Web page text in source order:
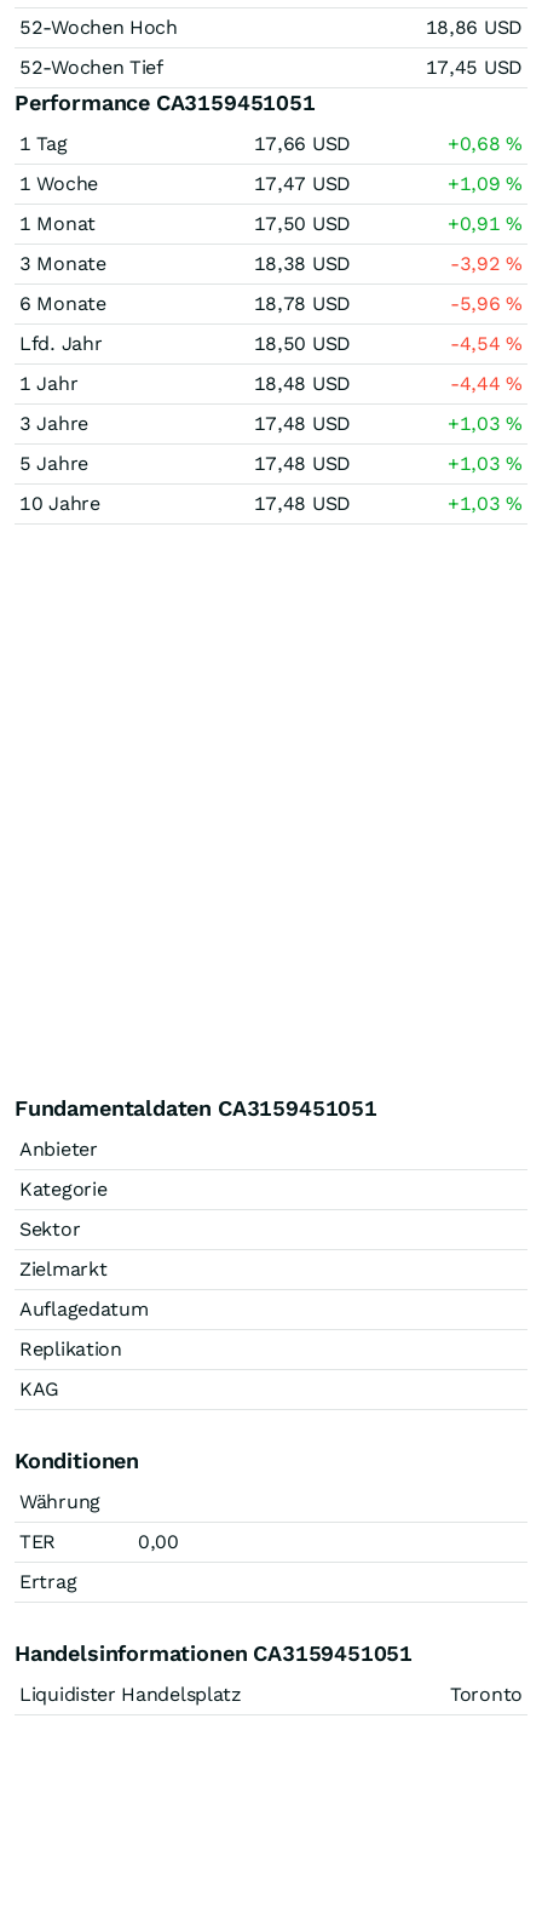
52-Wochen Hoch
18,86 USD
52-Wochen Tief
17,45 USD
Performance CA3159451051
1 Tag 17,66 USD +0,68%
1 Woche
17,47 USD +1,09%
1 Monat
17,50 USD +0,91%
3 Monate
18,38 USD -3,92%
6 Monate
18,78 USD -5,96%
Lfd. Jahr
18,50 USD -4,54%
1 Jahr
18,48 USD -4,44%
3 Jahre
17,48 USD +1,03%
5 Jahre
17,48 USD +1,03%
10 Jahre
17,48 USD +1,03%
Fundamentaldaten CA3159451051
Anbieter
Kategorie
Sektor
Zielmarkt
Auflagedatum
Replikation
KAG
Konditionen
Währung
TER
0,00
Ertrag
Handelsinformationen CA3159451051
Liquidister Handelsplatz Toronto